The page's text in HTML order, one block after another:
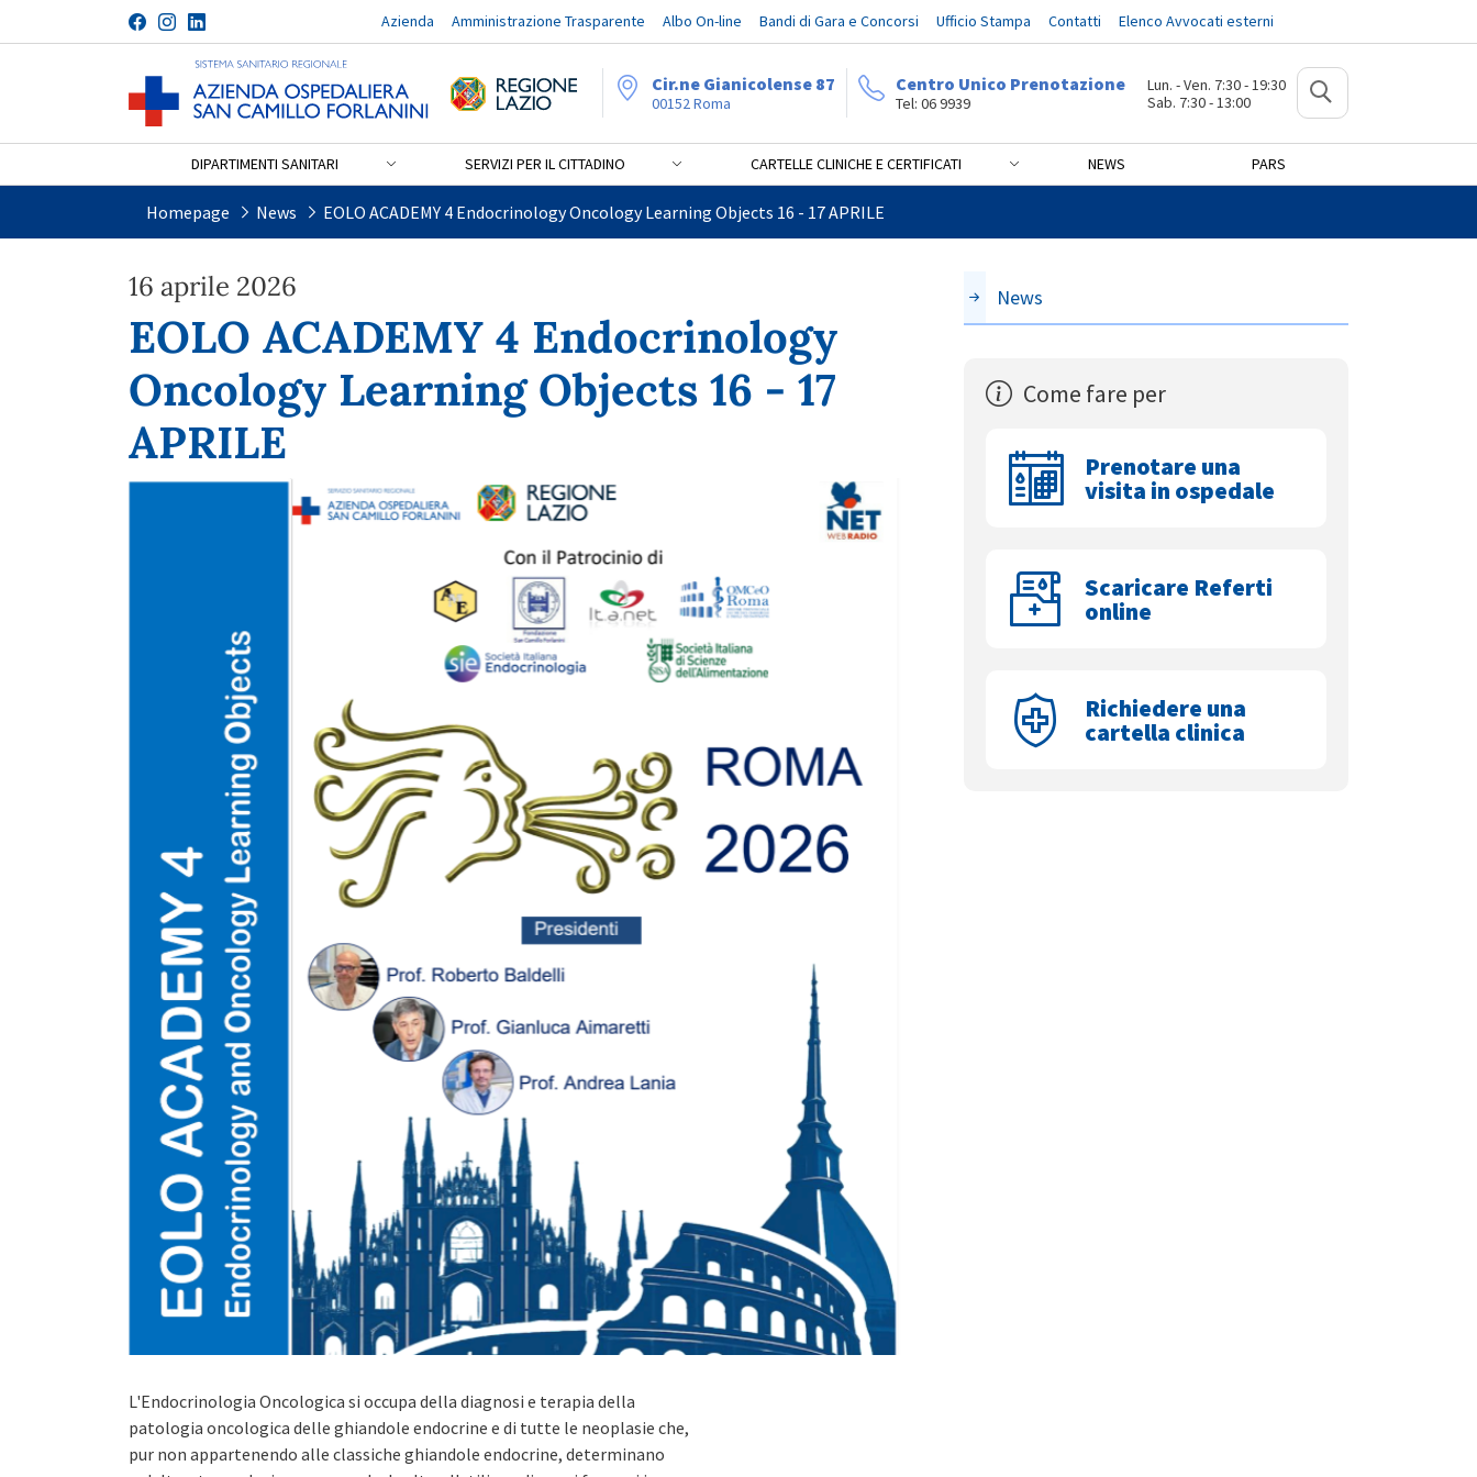
Salta al contenuto
Azienda Amministrazione Trasparente Albo On-line Bandi di Gara e Concorsi Ufficio Stampa Contatti Elenco Avvocati esterni
Cir.ne Gianicolense 87
00152 Roma
Centro Unico Prenotazione
Tel: 06 9939
Lun. - Ven. 7:30 - 19:30
Sab. 7:30 - 13:00
DIPARTIMENTI SANITARI SERVIZI PER IL CITTADINO CARTELLE CLINICHE E CERTIFICATI NEWS PARS
EOLO ACADEMY 4 Endocrinology Oncology Learning Objects 16 - 17 APRILE
Homepage News EOLO ACADEMY 4 Endocrinology Oncology Learning Objects 16 - 17 APRILE
16 aprile 2026
EOLO ACADEMY 4 Endocrinology
Oncology Learning Objects 16 - 17
APRILE
L'Endocrinologia Oncologica si occupa della diagnosi e terapia della
patologia oncologica delle ghiandole endocrine e di tutte le neoplasie che,
pur non appartenendo alle classiche ghiandole endocrine, determinano
News
Come fare per
Prenotare una
visita in ospedale
Scaricare Referti
online
Richiedere una
cartella clinica